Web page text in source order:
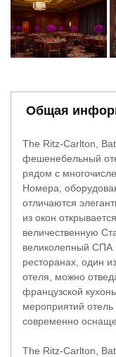
Общая
The Ritz-Carlton,
фешенебельный
рядом с
Номера,
отличаются
из окон
величественную
великолепный СПА
ресторанах, один
отеля, можно
французской
мероприятий отель
современно
The Ritz-Carlton,